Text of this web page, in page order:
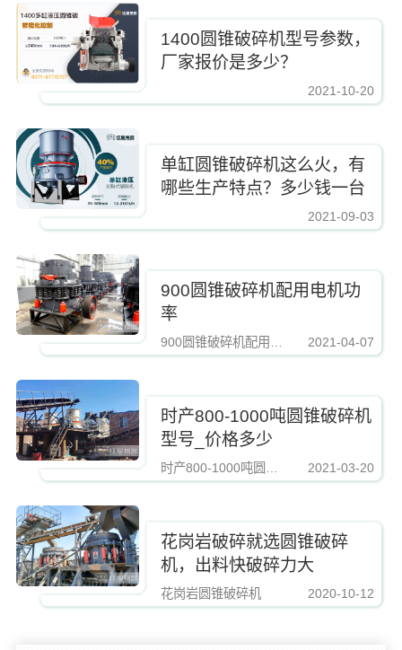
https://www.zhishaji.cn/Upload/Editor/image/
1400圆锥破碎机型号参数，
厂家报价是多少？
2021-10-20
https://www.zhishaji.cn/Upload/Editor/image/
单缸圆锥破碎机这么火，有
哪些生产特点？多少钱一台
2021-09-03
https://www.zhishaji.cn/Upload/Editor/image/
900圆锥破碎机配用电机功
率
2021-04-07
https://www.zhishaji.cn/Upload/Editor/image/
时产800-1000吨圆锥破碎机
型号_价格多少
2021-03-20
https://www.zhishaji.cn/Upload/Editor/image/
花岗岩破碎就选圆锥破碎
机，出料快破碎力大
花岗岩圆锥破碎机 2020-10-12